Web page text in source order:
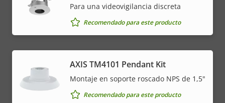
Para una videovigilancia discreta
Recomendado para este producto
AXIS TM4101 Pendant Kit
Montaje en soporte roscado NPS de 1,5"
Recomendado para este producto